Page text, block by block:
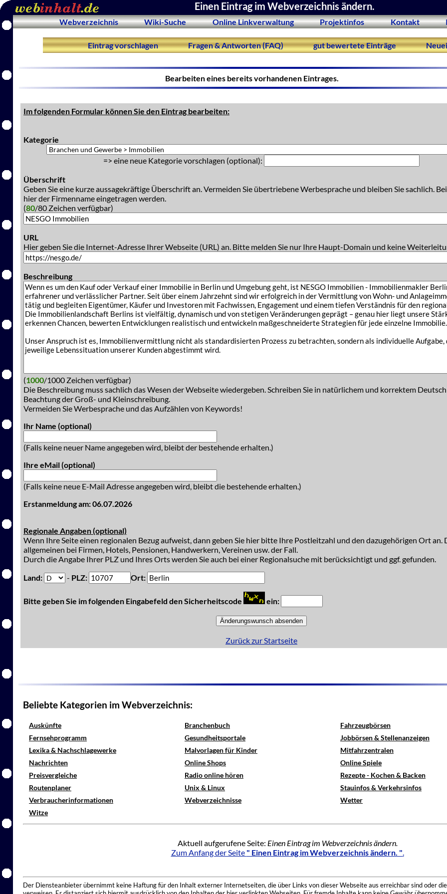
Einen Eintrag im Webverzeichnis ändern.
Webverzeichnis Wiki-Suche Online Linkverwaltung Projektinfos Kontakt
Eintrag vorschlagen Fragen & Antworten (FAQ) gut bewertete Einträge
Bearbeiten eines bereits vorhandenen Eintrages.
Im folgenden Formular können Sie den Eintrag bearbeiten:
Kategorie
=> eine neue Kategorie vorschlagen (optional):
Überschrift
Geben Sie eine kurze aussagekräftige Überschrift an. Vermeiden Sie übertriebene Werbesprache und bleiben Sie sachlich.
hier der Firmenname eingetragen werden.
(80/80 Zeichen verfügbar)
URL
Hier geben Sie die Internet-Adresse Ihrer Webseite (URL) an. Bitte melden Sie nur Ihre Haupt-Domain und keine
Beschreibung
(1000/1000 Zeichen verfügbar)
Die Beschreibung muss sachlich das Wesen der Webseite wiedergeben. Schreiben Sie in natürlichem und korrektem
Beachtung der Groß- und Kleinschreibung.
Vermeiden Sie Werbesprache und das Aufzählen von Keywords!
Ihr Name (optional)
(Falls keine neuer Name angegeben wird, bleibt der bestehende erhalten.)
Ihre eMail (optional)
(Falls keine neue E-Mail Adresse angegeben wird, bleibt die bestehende erhalten.)
Erstanmeldung am: 06.07.2026
Regionale Angaben (optional)
Wenn Ihre Seite einen regionalen Bezug aufweist, dann geben Sie hier bitte Ihre Postleitzahl und den dazugehörigen Ort an.
allgemeinen bei Firmen, Hotels, Pensionen, Handwerkern, Vereinen usw. der Fall.
Durch die Angabe Ihrer PLZ und Ihres Orts werden Sie auch bei einer Regionalsuche mit berücksichtigt und ggf. gefunden.
Land:
- PLZ: Ort:
Bitte geben Sie im folgenden Eingabefeld den Sicherheitscode ein:
Zurück zur Startseite
Beliebte Kategorien im Webverzeichnis:
Auskünfte Branchenbuch
Fahrzeugbörsen
Fernsehprogramm
Gesundheitsportale
Jobbörsen & Stellenanzeigen
Lexika & Nachschlagewerke
Malvorlagen für Kinder
Mitfahrzentralen
Nachrichten
Online Shops
Online Spiele
Preisvergleiche
Radio online hören
Rezepte - Kochen & Backen
Routenplaner
Unix & Linux
Stauinfos & Verkehrsinfos
Verbraucherinformationen
Webverzeichnisse
Wetter
Witze
Aktuell aufgerufene Seite: Einen Eintrag im Webverzeichnis ändern.
Zum Anfang der Seite " Einen Eintrag im Webverzeichnis ändern. ".
Der Diensteanbieter übernimmt keine Haftung für den Inhalt externer Internetseiten, die über Links von dieser Webseite aus erreichbar sind oder